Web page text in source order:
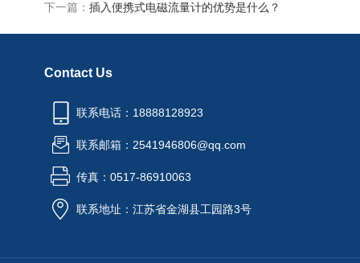
下一篇： 插入便携式电磁流量计的优势是什么？
Contact Us
联系电话：18888128923
联系邮箱：2541946806@qq.com
传真：0517-86910063
联系地址：江苏省金湖县工园路3号